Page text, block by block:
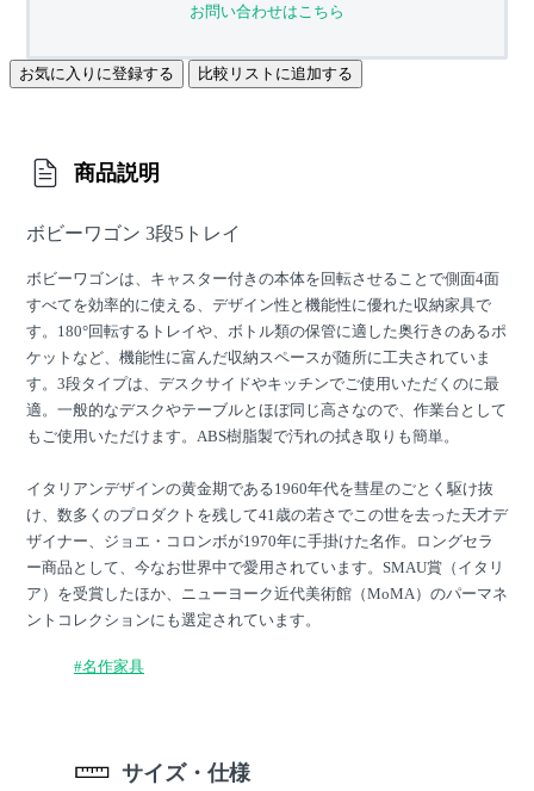
お問い合わせはこちら
お気に入りに登録する 比較リストに追加する
商品説明
ボビーワゴン 3段5トレイ
ボビーワゴンは、キャスター付きの本体を回転させることで側面4面
すべてを効率的に使える、デザイン性と機能性に優れた収納家具で
す。180°回転するトレイや、ボトル類の保管に適した奥行きのあるポ
ケットなど、機能性に富んだ収納スペースが随所に工夫されていま
す。3段タイプは、デスクサイドやキッチンでご使用いただくのに最
適。一般的なデスクやテーブルとほぼ同じ高さなので、作業台として
もご使用いただけます。ABS樹脂製で汚れの拭き取りも簡単。
イタリアンデザインの黄金期である1960年代を彗星のごとく駆け抜
け、数多くのプロダクトを残して41歳の若さでこの世を去った天才デ
ザイナー、ジョエ・コロンボが1970年に手掛けた名作。ロングセラ
ー商品として、今なお世界中で愛用されています。SMAU賞（イタリ
ア）を受賞したほか、ニューヨーク近代美術館（MoMA）のパーマネ
ントコレクションにも選定されています。
#名作家具
サイズ・仕様